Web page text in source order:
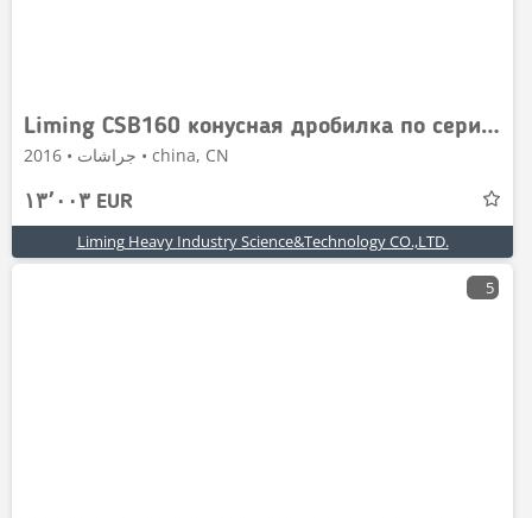
Liming CSB160 конусная дробилка по серии CS
جراشات • 2016 • china, CN
١٣٬٠٠٣ EUR
Liming Heavy Industry Science&Technology CO.,LTD.
5